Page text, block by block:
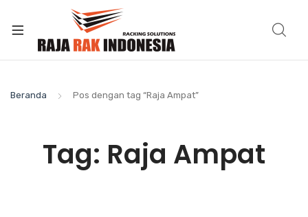
Beranda Pos dengan tag “Raja Ampat”
Tag: Raja Ampat